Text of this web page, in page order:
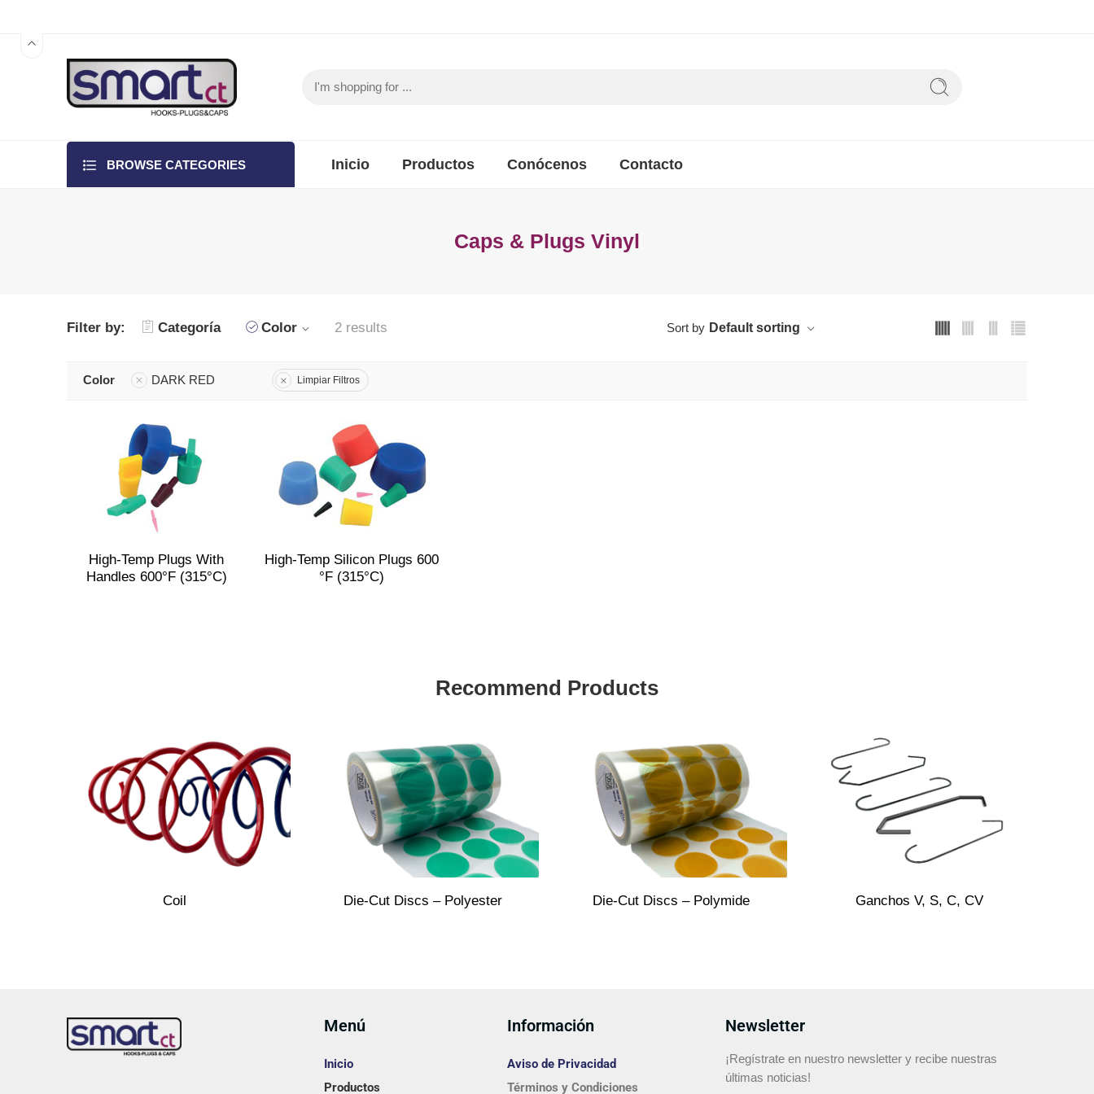
BROWSE CATEGORIES Inicio Productos Conócenos Contacto
Caps & Plugs Vinyl
Filter by: Categoría Color 2 results Sort by Default sorting
Color DARK RED Limpiar Filtros
High-Temp Plugs With
Handles 600°F (315°C)
High-Temp Silicon Plugs 600
°F (315°C)
Recommend Products
Coil Die-Cut Discs – Polyester Die-Cut Discs – Polymide Ganchos V, S, C, CV
Menú
Inicio
Productos
Información
Aviso de Privacidad
Términos y Condiciones
Newsletter
¡Regístrate en nuestro newsletter y recibe nuestras
últimas noticias!